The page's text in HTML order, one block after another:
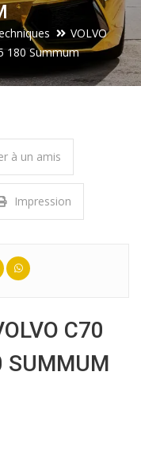
VOLVO
180 Summum
à un amis
Impression
C70
SUMMUM